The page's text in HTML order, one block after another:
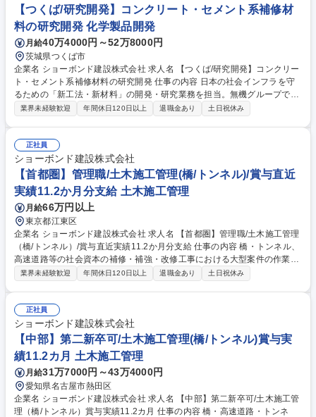
案件が多いため、早くから一つの現場を任され、責任を持って仕事に取り
組むことが可能です。また、施工管理として経験を積んだ後に、設計職へ
キャリアチェンジする方もおります。 募集職種 【首都圏】第二新卒可/土
木施工管理（橋/トンネル）賞与実績11.2カ月
【つくば/研究開発】コンクリート・セメント系補修材
料の研究開発 化学製品開発
月給40万4000円～52万8000円
茨城県つくば市
企業名 ショーボンド建設株式会社 求人名 【つくば/研究開発】コンクリー
ト・セメント系補修材料の研究開発 仕事の内容 日本の社会インフラを守
るための「新工法・新材料」の開発・研究業務を担当。無機グループで
は、主にコンクリート構造物の補修・補強に用いるセメント系材料の研究
工現場への出向・施工指導（自ら開発した材料が現場でどのように活用さ
れるか、ダイレクトに実感できます） ■学会発表や特許出願に向けたデー
タ収集・論文作成 【業務内容の変更範囲】当社の指定する業務（関連部署
への移動の可能性あり） 募集職種 【つくば/研究開発】コンクリート・セ
メント系補修材料の研究開発
業界未経験歓迎 年間休日120日以上 退職金あり 土日祝休み
正社員
ショーボンド建設株式会社
【首都圏】管理職/土木施工管理(橋/トンネル)/賞与直近
実績11.2か月分支給 土木施工管理
月給66万円以上
東京都江東区
企業名 ショーボンド建設株式会社 求人名 【首都圏】管理職/土木施工管理
（橋/トンネル）/賞与直近実績11.2か月分支給 仕事の内容 橋・トンネル、
高速道路等の社会資本の補修・補強・改修工事における大型案件の作業所
長候補者として、末永く活躍頂ける方を募集しています。 【仕事の詳細】
床版補修工・剥落防止工・伸縮装置取替 募集職種 【首都圏】管理職/土木
施工管理（橋/トンネル）/賞与直近実績11.2か月分支給
業界未経験歓迎 年間休日120日以上 退職金あり 土日祝休み
正社員
ショーボンド建設株式会社
【中部】第二新卒可/土木施工管理(橋/トンネル)賞与実
績11.2カ月 土木施工管理
月給31万7000円～43万4000円
愛知県名古屋市熱田区
企業名 ショーボンド建設株式会社 求人名 【中部】第二新卒可/土木施工管
理（橋/トンネル）賞与実績11.2カ月 仕事の内容 橋・高速道路・トンネ